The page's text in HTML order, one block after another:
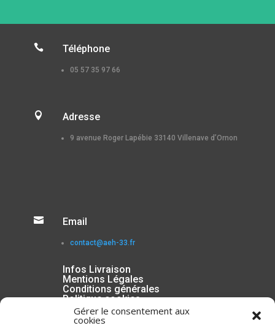
Gérer le consentement aux
cookies
 Téléphone
05 57 35 97 66
 Adresse
9 avenue Roger Lapébie 33140 Villenave d’Ornon
 Email
contact@aeh-33.fr
Infos Livraison
Mentions Légales
Conditions générales
Politique cookies